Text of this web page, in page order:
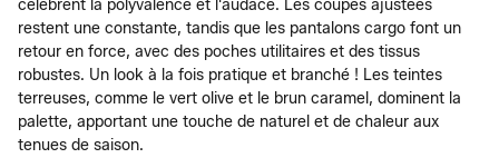
célèbrent la polyvalence et l'audace. Les coupes ajustées
restent une constante, tandis que les pantalons cargo font un
retour en force, avec des poches utilitaires et des tissus
robustes. Un look à la fois pratique et branché ! Les teintes
terreuses, comme le vert olive et le brun caramel, dominent la
palette, apportant une touche de naturel et de chaleur aux
tenues de saison.